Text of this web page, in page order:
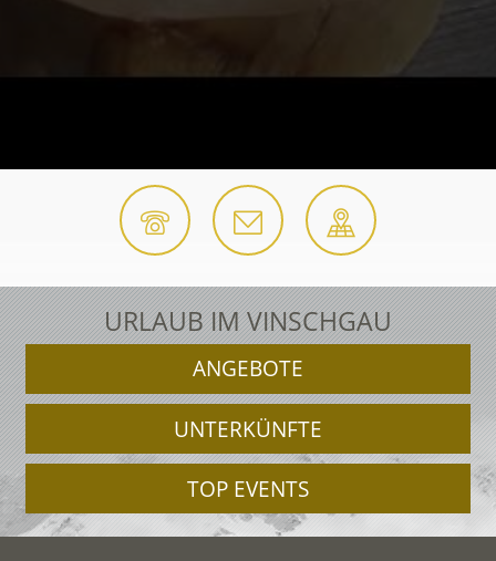
URLAUB IM VINSCHGAU
ANGEBOTE
UNTERKÜNFTE
TOP EVENTS